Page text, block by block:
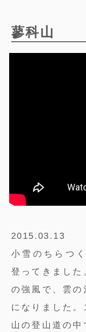
蓼科山
2015.03.13
小雪のちらつ
登ってきました
の強風で、雲
になりました
山の登山道の